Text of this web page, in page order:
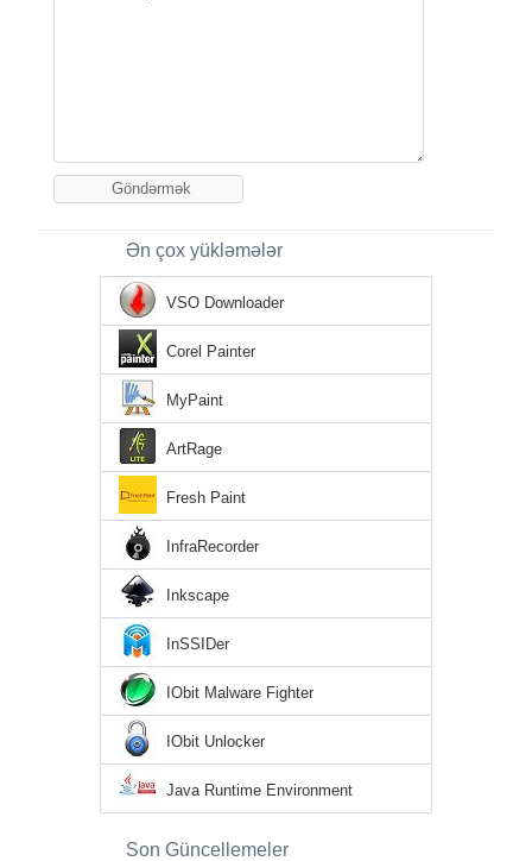
Ən çox yükləmələr
VSO Downloader
Corel Painter
MyPaint
ArtRage
Fresh Paint
InfraRecorder
Inkscape
InSSIDer
IObit Malware Fighter
IObit Unlocker
Java Runtime Environment
Son Güncellemeler